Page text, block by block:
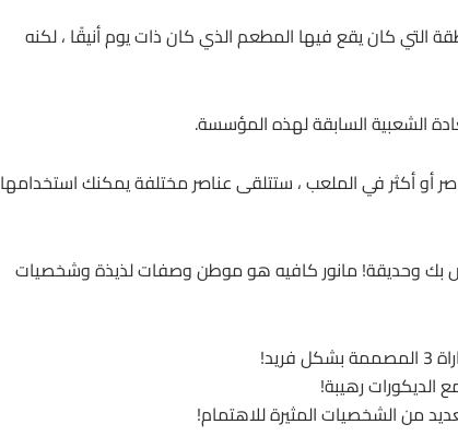
التي كان يقع فيها المطعم الذي كان ذات يوم أنيقًا ، لكنه
الشعبية السابقة لهذه المؤسسة.
أو أكثر في الملعب ، ستتلقى عناصر مختلفة يمكنك استخدامها
بك وحديقة! مانور كافيه هو موطن وصفات لذيذة وشخصيات
رهيبة!
من الشخصيات المثيرة للاهتمام!